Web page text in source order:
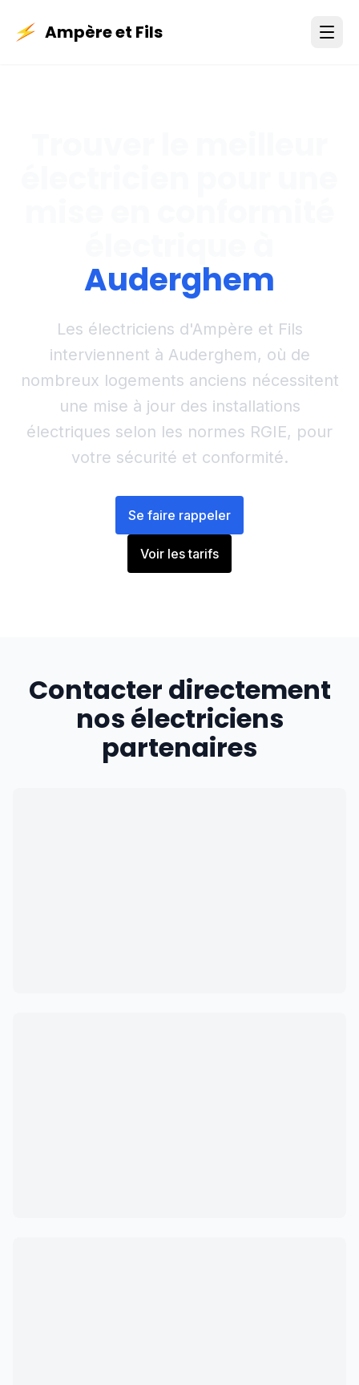
Ampère et Fils
Auderghem
Les électriciens d'Ampère et Fils
interviennent à Auderghem, où de
nombreux logements anciens nécessitent
une mise à jour des installations
électriques selon les normes RGIE, pour
votre sécurité et conformité.
Se faire rappeler
Voir les tarifs
Contacter directement
nos électriciens
partenaires